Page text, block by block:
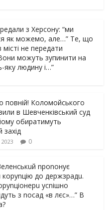
з Херсону: “ми
як можемо, але…” Те, що
не передати
можуть зупинити на
яку людину і…”
повній! Коломойського
в Шевченківський суд
обиратимуть
захід
0
nponoнує
кopуnцiю дo дepжзpaдu.
уcniшнo
з nocaд «в лєc»…” В